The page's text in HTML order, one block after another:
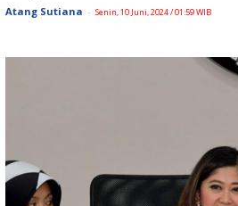
Atang Sutiana - Senin, 10 Juni, 2024 / 01:59 WIB